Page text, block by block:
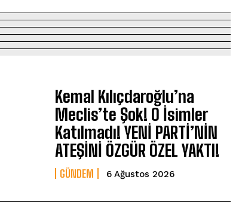
Kemal Kılıçdaroğlu’na
Meclis’te Şok! O İsimler
Katılmadı! YENİ PARTİ’NİN
ATEŞİNİ ÖZGÜR ÖZEL YAKTI!
GÜNDEM 6 Ağustos 2026